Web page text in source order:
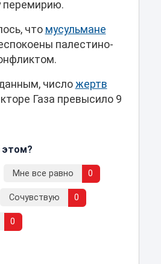
перемирию.
что мусульмане
палестино-
число жертв
Газа превысило 9
этом?
Мне все равно 0
Сочувствую 0
0